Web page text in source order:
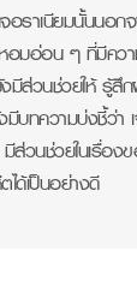
ราเนียมนั้นนอกจ
อมอ่อน ๆ ที่มีควา
มีส่วนช่วยให้ รู้สึ
บทความบ่งชี้ว่า
วนช่วยในเรื่องข
ได้เป็นอย่างดี